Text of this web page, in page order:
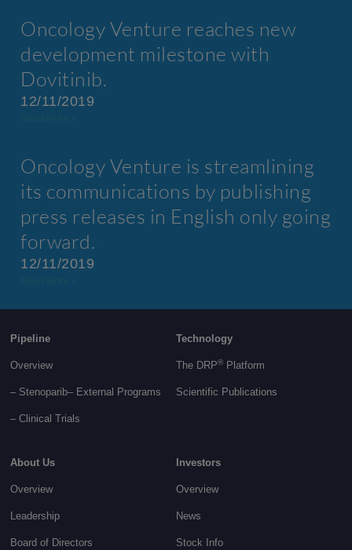
Oncology Venture reaches new
development milestone with
Dovitinib.
12/11/2019
Oncology Venture is streamlining
its communications by publishing
press releases in English only going
forward.
12/11/2019
Pipeline
Overview
– Stenoparib– External Programs
– Clinical Trials
Technology
The DRP® Platform
Scientific Publications
About Us
Overview
Leadership
Board of Directors
Investors
Overview
News
Stock Info